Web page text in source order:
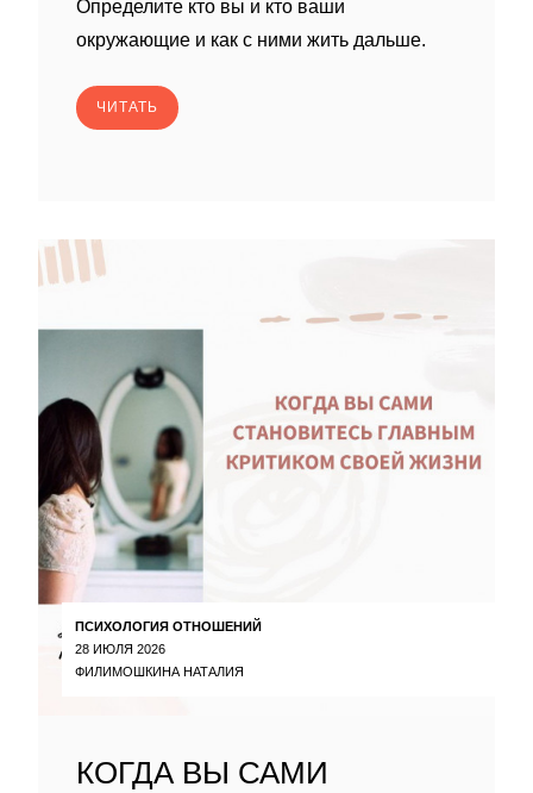
Определите кто вы и кто ваши
окружающие и как с ними жить дальше.
ЧИТАТЬ
ПСИХОЛОГИЯ ОТНОШЕНИЙ
28 ИЮЛЯ 2026
ФИЛИМОШКИНА НАТАЛИЯ
КОГДА ВЫ САМИ